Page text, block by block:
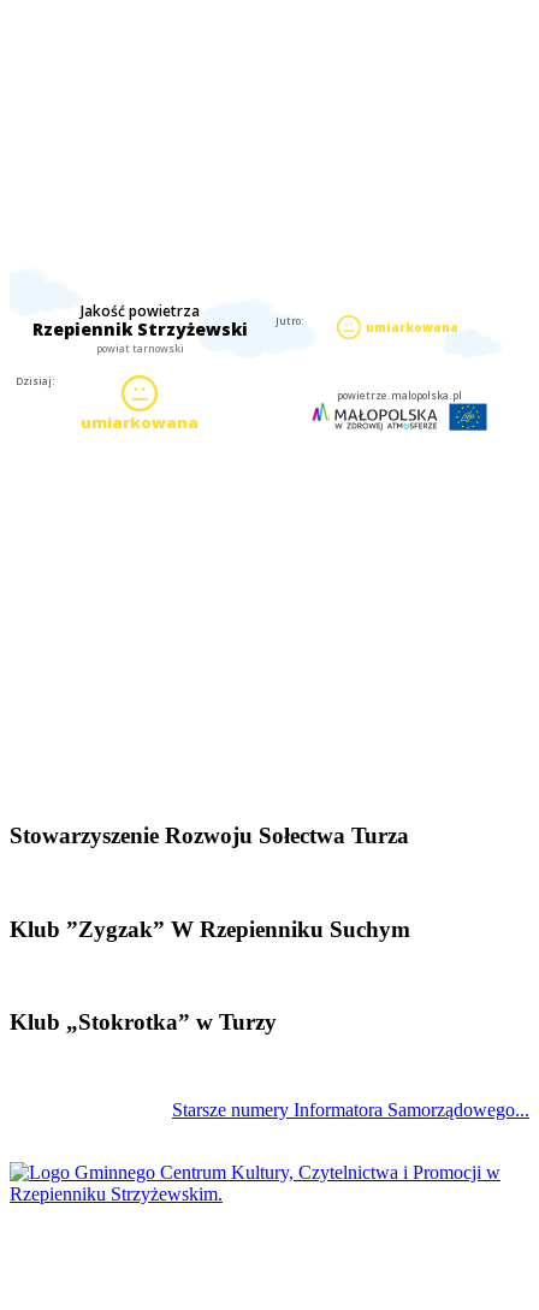
Stowarzyszenie Rozwoju Sołectwa Turza
Klub ”Zygzak” W Rzepienniku Suchym
Klub „Stokrotka” w Turzy
Starsze numery Informatora Samorządowego...